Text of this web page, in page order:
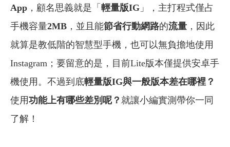
App ，顧名思義就是「 輕量版IG 」，主打程式僅占
手機容量2MB ，並且能節省行動網路的流量 ，因此
就算是教低階的智慧型手機，也可以無負擔地使用
Instagram；要留意的是，目前Lite版本僅提供安卓手
機使用。不過到底輕量版IG與一般版本差在哪裡？
使用功能上有哪些差別呢？ 就讓小編實測帶你一同
了解！